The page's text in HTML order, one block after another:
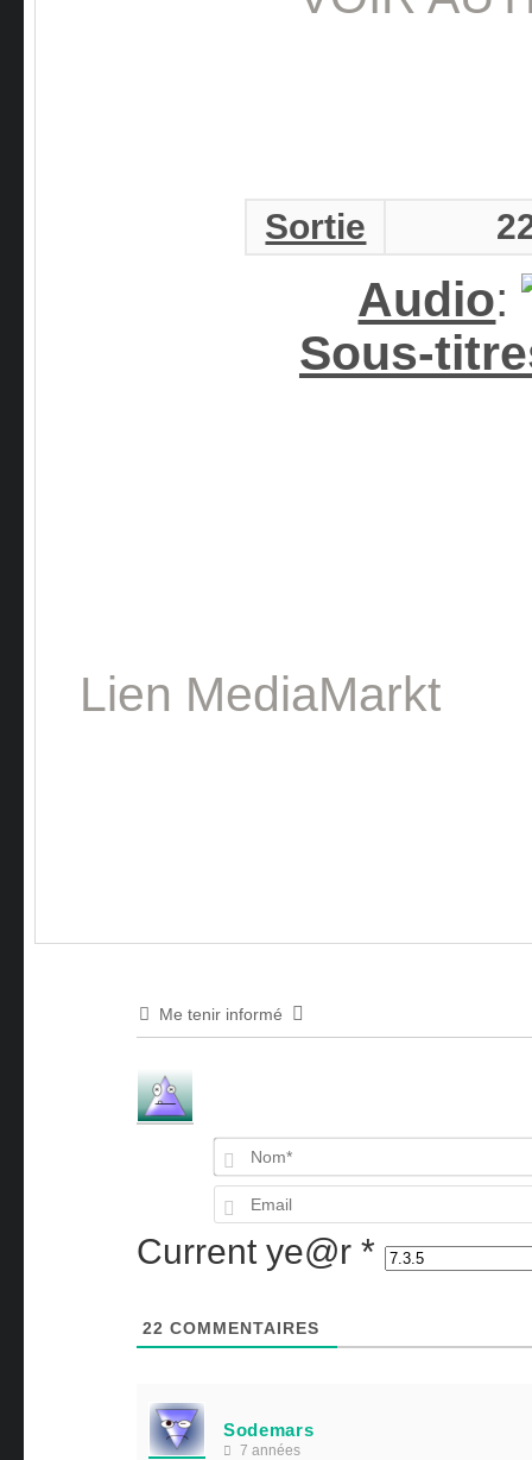
Sortie
Audio:
Sous-
Lien MediaMarkt
Me tenir informé
Current ye@r *
22 COMMENTAIRES
Sodemars
7 années